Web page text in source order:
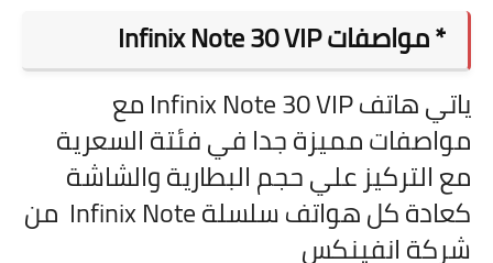
* مواصفاتInfinix Note 30 VIP
ياتي هاتف
Infinix Note 30 VIP مع
مواصفات مميزة جدا في فئتة السعرية
مع التركيز علي حجم البطارية والشاشة
كعادة كل هواتف سلسلة Infinix Note من
شركة انفينكس